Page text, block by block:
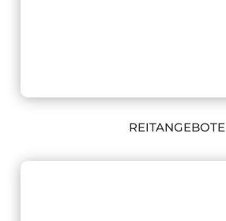
REITANGEBOTE